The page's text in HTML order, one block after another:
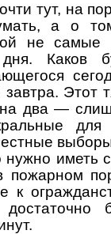
тут, на
а о
не самые
Каков
Этот
два —
для
нужно
к